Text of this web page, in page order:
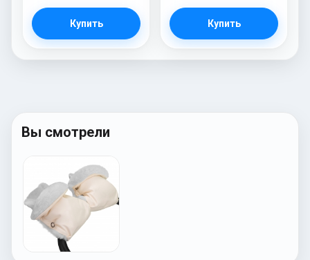
Купить Купить
Вы смотрели